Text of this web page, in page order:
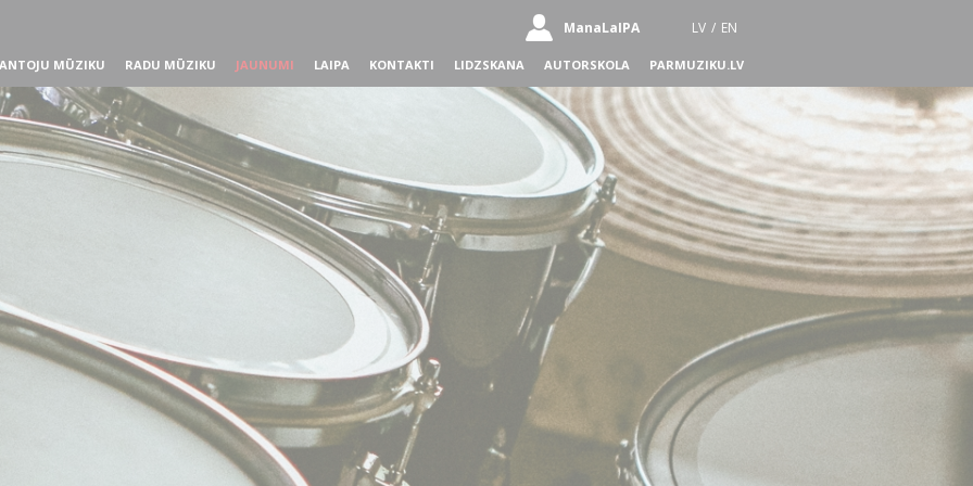
ManaLaIPA LV / EN
MŪZIKU RADU MŪZIKU JAUNUMI LAIPA KONTAKTI LIDZSKANA AUTORSKOLA PARMUZIKU.LV